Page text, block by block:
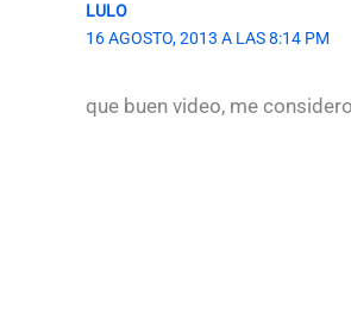
LULO
16 AGOSTO, 2013 A LAS 8:14 PM
que buen video, me